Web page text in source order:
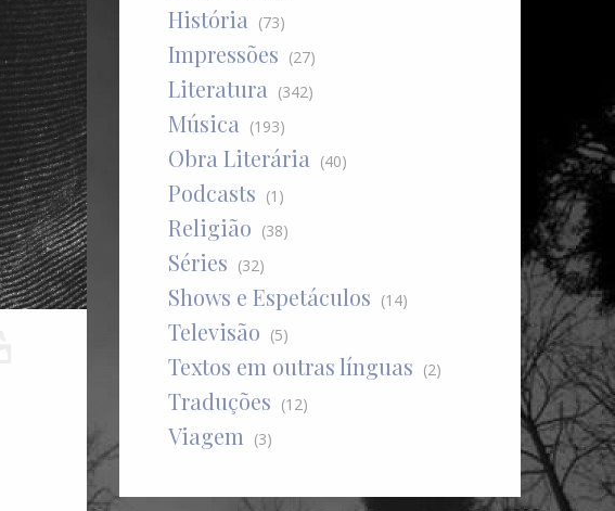
História (73)
Impressões (27)
Literatura (342)
Música (193)
Obra Literária (40)
Podcasts (1)
Religião (38)
Séries (32)
Shows e Espetáculos (14)
Televisão (5)
Textos em outras línguas (2)
Traduções (12)
Viagem (3)